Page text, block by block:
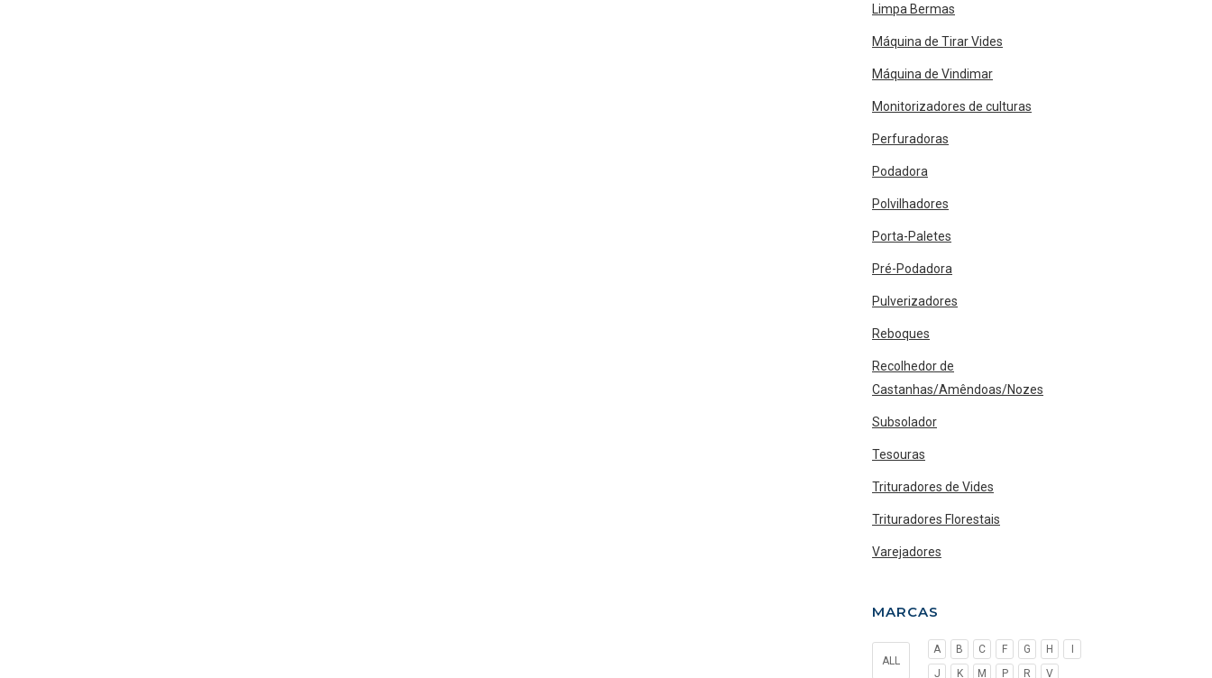
Limpa Bermas
Máquina de Tirar Vides
Máquina de Vindimar
Monitorizadores de culturas
Perfuradoras
Podadora
Polvilhadores
Porta-Paletes
Pré-Podadora
Pulverizadores
Reboques
Recolhedor de
Castanhas/Amêndoas/Nozes
Subsolador
Tesouras
Trituradores de Vides
Trituradores Florestais
Varejadores
MARCAS
ALL
A B C F G H
J
K M P R V